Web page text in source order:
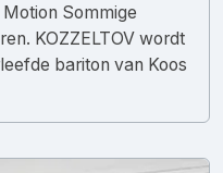
Sommige
KOZZELTOV wordt
bariton van Koos